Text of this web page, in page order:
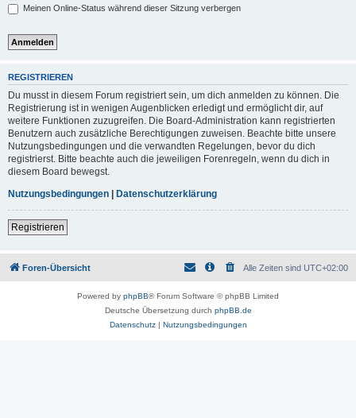
Meinen Online-Status während dieser Sitzung verbergen
REGISTRIEREN
Du musst in diesem Forum registriert sein, um dich anmelden zu können. Die
Registrierung ist in wenigen Augenblicken erledigt und ermöglicht dir, auf
weitere Funktionen zuzugreifen. Die Board-Administration kann registrierten
Benutzern auch zusätzliche Berechtigungen zuweisen. Beachte bitte unsere
Nutzungsbedingungen und die verwandten Regelungen, bevor du dich
registrierst. Bitte beachte auch die jeweiligen Forenregeln, wenn du dich in
diesem Board bewegst.
Nutzungsbedingungen
Datenschutzerklärung
Registrieren
Foren-Übersicht Alle Zeiten sind UTC+02:00
Powered by phpBB® Forum Software © phpBB Limited
Deutsche Übersetzung durch phpBB.de
Datenschutz| Nutzungsbedingungen